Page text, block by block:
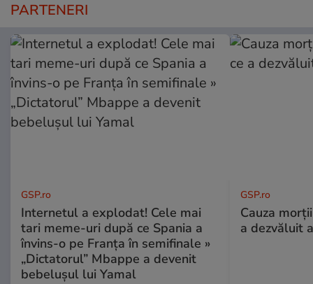
PARTENERI
GSP.ro
Internetul a explodat! Cele mai
tari meme-uri după ce Spania a
învins-o pe Franța în semifinale »
„Dictatorul” Mbappe a devenit
bebelușul lui Yamal
GSP.ro
Cauza
a dezvăluit